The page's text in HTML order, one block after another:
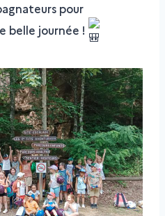
pour
belle journée !